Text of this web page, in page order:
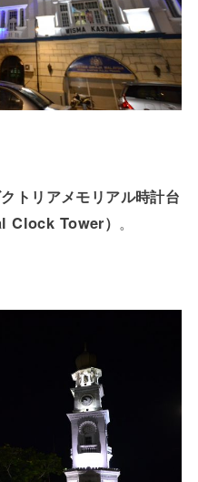
トリアメモリアル時計台
Clock Tower） 。